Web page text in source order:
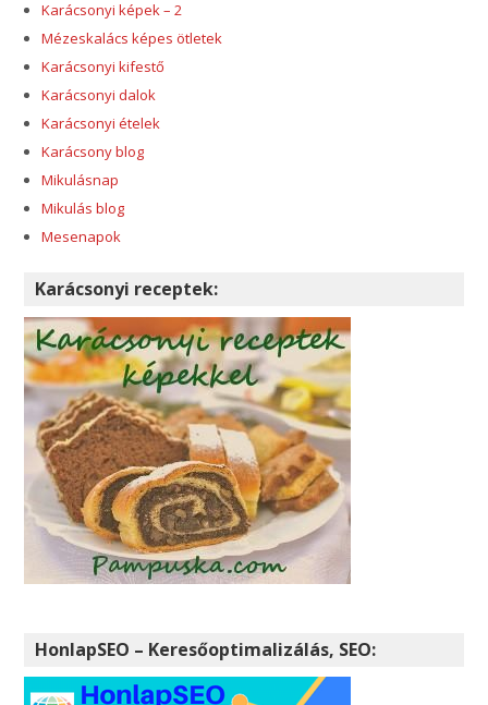
Karácsonyi képek – 2
Mézeskalács képes ötletek
Karácsonyi kifestő
Karácsonyi dalok
Karácsonyi ételek
Karácsony blog
Mikulásnap
Mikulás blog
Mesenapok
Karácsonyi receptek:
HonlapSEO – Keresőoptimalizálás, SEO: